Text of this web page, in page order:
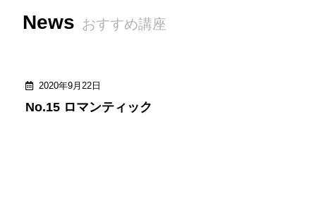
News おすすめ講座
2020年9月22日
No.15 ロマンティック